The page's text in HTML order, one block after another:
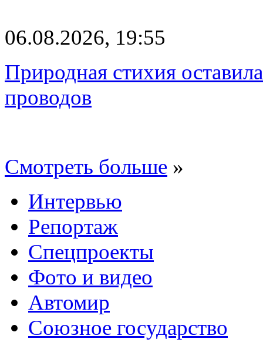
06.08.2026, 19:55
Природная стихия
проводов
Смотреть больше »
Интервью
Репортаж
Спецпроекты
Фото и видео
Автомир
Союзное государство